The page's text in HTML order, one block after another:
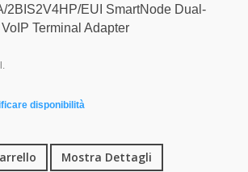
2BIS2V4HP/EUI SmartNode Dual-
Terminal Adapter
disponibilità
Mostra Dettagli